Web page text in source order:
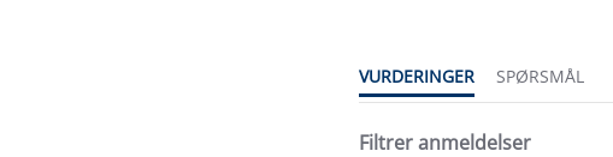
VURDERINGER
SPØRSMÅL
Filtrer anmeldelser